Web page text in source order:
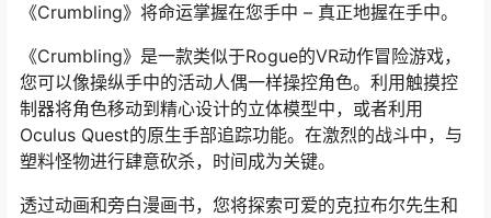
《Crumbling》将命运掌握在您手中 – 真正地握在手中。
《Crumbling》是一款类似于Rogue的VR动作冒险游戏，
您可以像操纵手中的活动人偶一样操控角色。利用触摸控
制器将角色移动到精心设计的立体模型中，或者利用
Oculus Quest的原生手部追踪功能。在激烈的战斗中，与
塑料怪物进行肆意砍杀，时间成为关键。
透过动画和旁白漫画书，您将探索可爱的克拉布尔先生和